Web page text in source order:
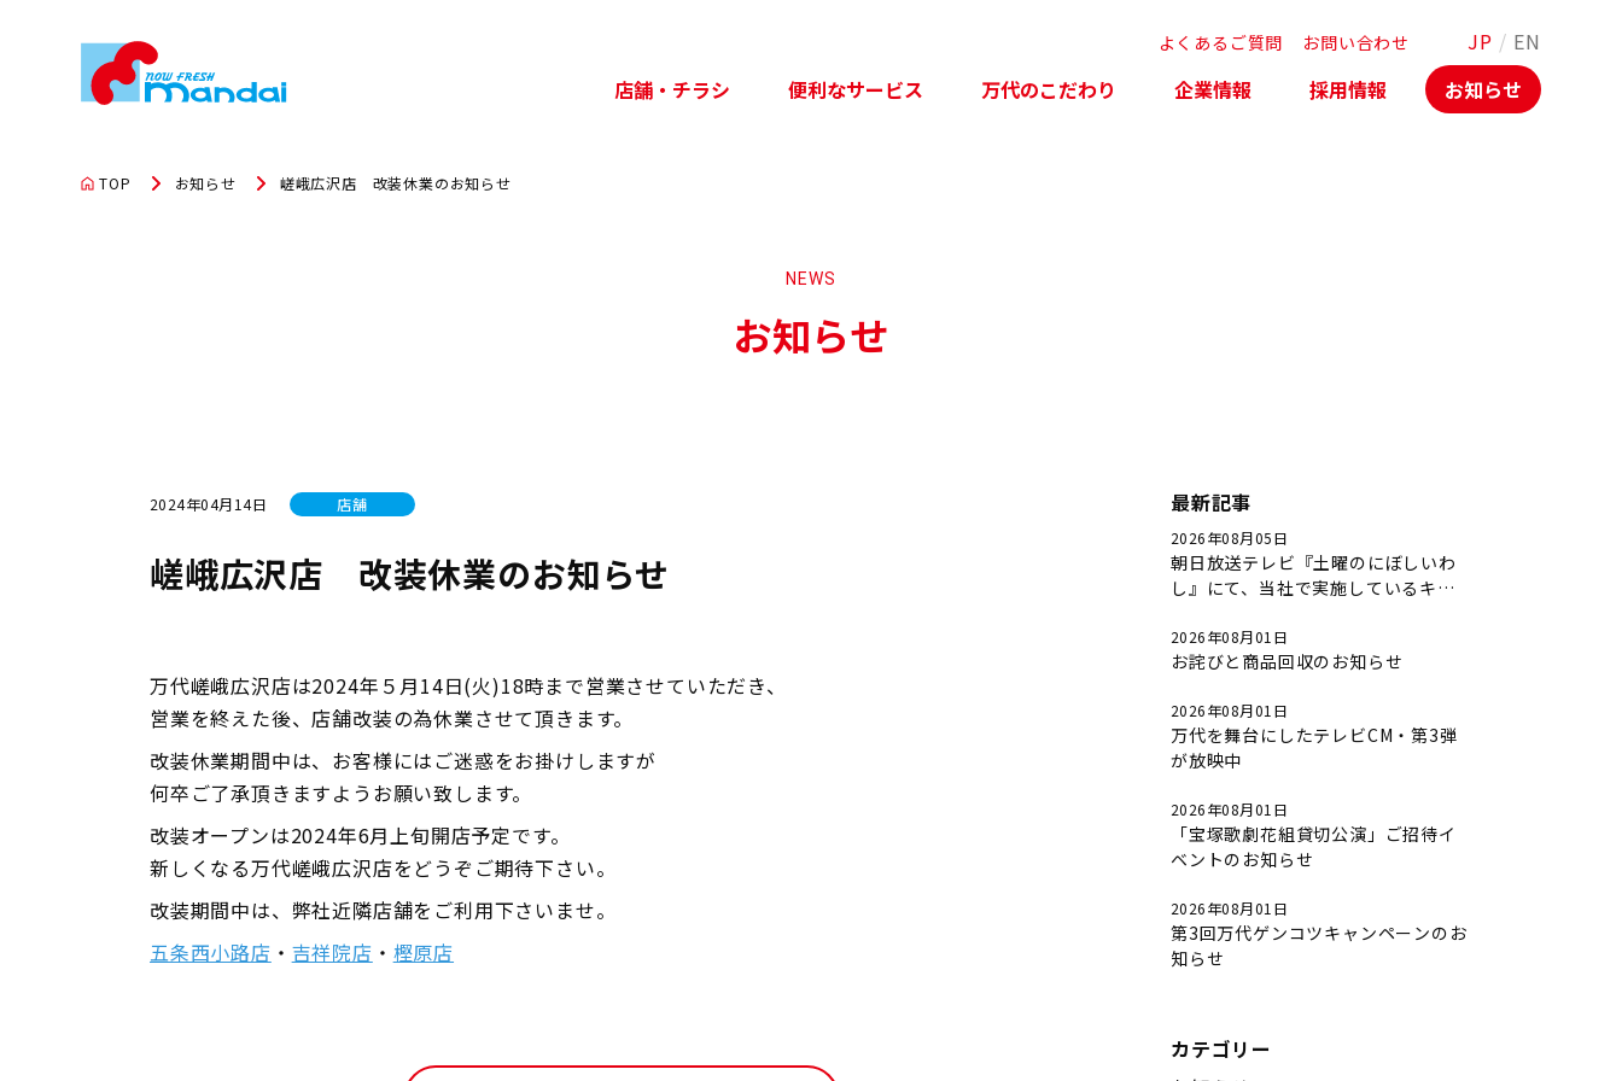
店舗・チラシ 便利なサービス 万代のこだわり 企業情報 採用情報 お知らせ
よくあるご質問 お問い合わせ JP / EN
TOP お知らせ 嵯峨広沢店 改装休業のお知らせ
NEWS
お知らせ
2024年04月14日 店舗
嵯峨広沢店 改装休業のお知らせ
万代嵯峨広沢店は2024年５月14日(火)18時まで営業させていただき、
営業を終えた後、店舗改装の為休業させて頂きます。
改装休業期間中は、お客様にはご迷惑をお掛けしますが
何卒ご了承頂きますようお願い致します。
改装オープンは2024年6月上旬開店予定です。
新しくなる万代嵯峨広沢店をどうぞご期待下さい。
改装期間中は、弊社近隣店舗をご利用下さいませ。
五条西小路店 ・ 吉祥院店 ・ 樫原店
最新記事
2026年08月05日
朝日放送テレビ『土曜のにぼしいわ
し』にて、当社で実施しているキャ
2026年08月01日
お詫びと商品回収のお知らせ
2026年08月01日
万代を舞台にしたテレビCM・第3弾
が放映中
2026年08月01日
「宝塚歌劇花組貸切公演」ご招待イ
ベントのお知らせ
2026年08月01日
第3回万代ゲンコツキャンペーンのお
知らせ
カテゴリー